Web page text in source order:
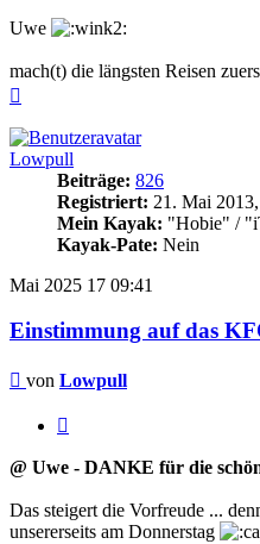
Uwe
mach(t) die längsten Reisen
Lowpull
Beiträge: 826
Registriert: 21. Mai
Mein Kayak: "Hobie" /
Kayak-Pate: Nein
Mai 2025 17 09:41
Einstimmung auf das
Beitrag
von Lowpull
@ Uwe - DANKE für die
Das steigert die Vorfreude ...
unsererseits am Donnerstag